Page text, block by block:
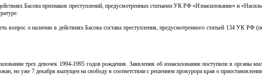
Басова признаков преступлений, предусмотренных статьями УК РФ «Изнасилование» и
вопрос о наличии в действиях Басова состава преступления, предусмотренного статьей 134 УК РФ
трех девочек 1994-1995 годов рождения. Заявления об изнасиловании поступили в органы
но уже 7 декабря выпущен на свободу в соответствии с решением прокурора края о